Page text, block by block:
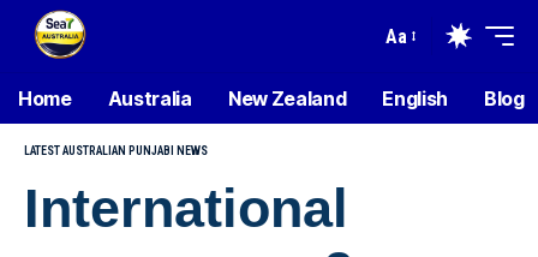
Aa
Home Australia New Zealand English Blog
LATEST AUSTRALIAN PUNJABI NEWS
International